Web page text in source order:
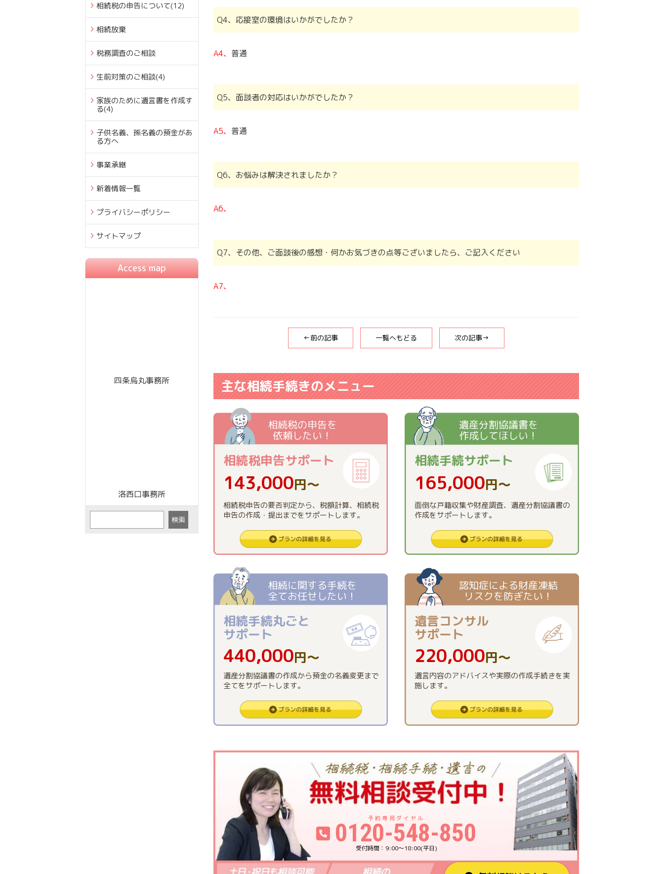
Q4、応接室の環境はいかがでしたか？
A4、 普通
Q5、面談者の対応はいかがでしたか？
A5、 普通
Q6、お悩みは解決されましたか？
A6、
Q7、その他、ご面談後の感想・何かお気づきの点等ございましたら、ご記入ください
A7、
←前の記事 一覧へもどる 次の記事→
主な相続手続きのメニュー
相続税の申告を
依頼したい！
相続税申告サポート
143,000円〜
相続税申告の要否判定から、税額計算、相続税
申告の作成・提出までをサポートします。
遺産分割協議書を
作成してほしい！
相続手続サポート
165,000円〜
面倒な戸籍収集や財産調査、遺産分割協議書の
作成をサポートします。
相続に関する手続を
全てお任せしたい！
相続手続丸ごと
サポート
440,000円〜
遺産分割協議書の作成から預金の名義変更まで
全てをサポートします。
認知症による財産凍結
リスクを防ぎたい！
遺言コンサル
サポート
220,000円〜
遺言内容のアドバイスや実際の作成手続きを実
施します。
0120-548-850
9:00〜18:00(平日)
相続税の申告について(12)
相続放棄
税務調査のご相談
生前対策のご相談(4)
家族のために遺言書を作成す
る(4)
子供名義、孫名義の預金があ
る方へ
事業承継
新着情報一覧
プライバシーポリシー
サイトマップ
Access map
四条烏丸事務所
洛西口事務所
検索